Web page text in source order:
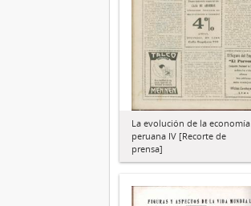
La evolución de la economía
peruana IV [Recorte de
prensa]